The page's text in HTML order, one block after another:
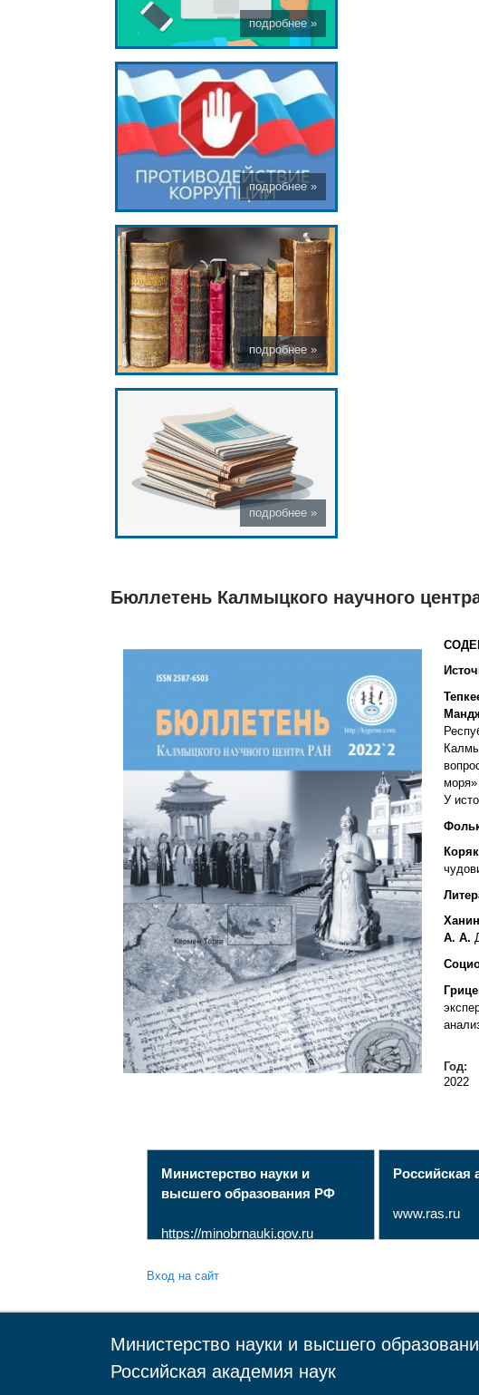
Бюллетень Калмыцкого научного
моря»
У
А. А.
Год:
2022
Министерство науки и
высшего образования РФ
https://minobrnauki.gov.ru
Российская
www.ras.ru
Вход на сайт
Министерство науки и высшего
Российская академия наук